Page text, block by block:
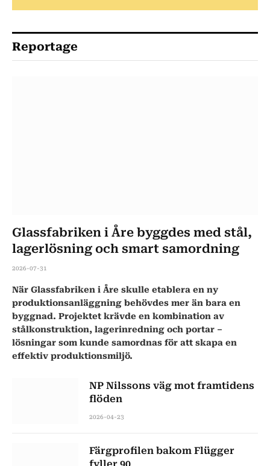
Reportage
Glassfabriken i Åre byggdes med stål,
lagerlösning och smart samordning
2026-07-31
När Glassfabriken i Åre skulle etablera en ny
produktionsanläggning behövdes mer än bara en
byggnad. Projektet krävde en kombination av
stålkonstruktion, lagerinredning och portar –
lösningar som kunde samordnas för att skapa en
effektiv produktionsmiljö.
NP Nilssons väg mot framtidens
flöden
2026-04-23
Färgprofilen bakom Flügger